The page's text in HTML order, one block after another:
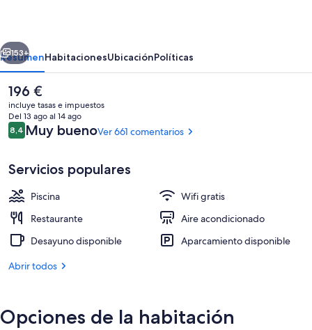
Una piscina al aire libre, tumbonas
Siguiente
153+
ResumenHabitacionesUbicaciónPolíticas
El
precio
actual
es
de
196 €
incluye tasas e impuestos
Del 13 ago al 14 ago
Comentarios
8,48,4 de 10
Muy buenoVer 661 comentarios
Servicios populares
Piscina
Wifi gratis
Restaurante
Aire acondicionado
Desayuno disponible
Aparcamiento disponible
Abrir todos
Opciones de la habitación